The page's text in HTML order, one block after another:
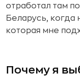
отработал там
Беларусь, когда
которая мне
Почему я